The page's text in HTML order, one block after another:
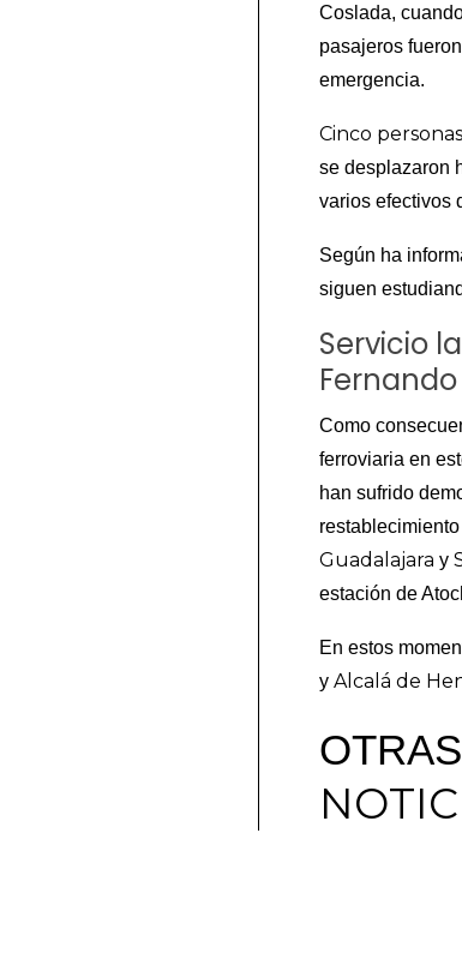
Coslada,
pasajeros
emergencia.
Cinco personas
se desplazaron
varios efectivos
Según ha
siguen
Servicio
Fernando
Como
ferroviaria en
han sufrido
Guadalajara y
estación de
En estos
yAlcalá de
OTRAS